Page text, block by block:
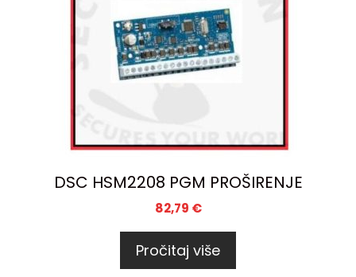
DSC HSM2208 PGM PROŠIRENJE
82,79 €
Pročitaj više